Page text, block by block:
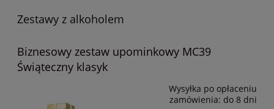
Zestawy z alkoholem
Biznesowy zestaw upominkowy MC39
Świąteczny klasyk
Wysyłka po opłaceniu
zamówienia: do 8 dni